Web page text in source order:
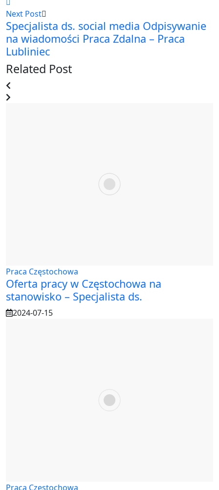
Next Post
Specjalista ds. social media Odpisywanie
na wiadomości Praca Zdalna – Praca
Lubliniec
Related Post
Praca Częstochowa
Oferta pracy w Częstochowa na
stanowisko – Specjalista ds.
2024-07-15
Praca Częstochowa